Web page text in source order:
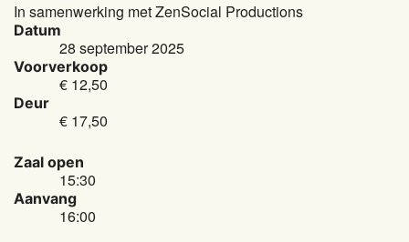
In samenwerking met ZenSocial Productions
Datum
28 september 2025
Voorverkoop
€ 12,50
Deur
€ 17,50
Zaal open
15:30
Aanvang
16:00